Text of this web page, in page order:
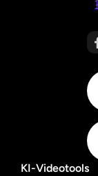
KI-Videotools